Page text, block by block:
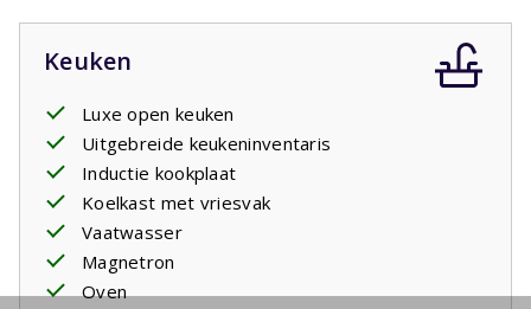
Keuken
Luxe open keuken
Uitgebreide keukeninventaris
Inductie kookplaat
Koelkast met vriesvak
Vaatwasser
Magnetron
Oven